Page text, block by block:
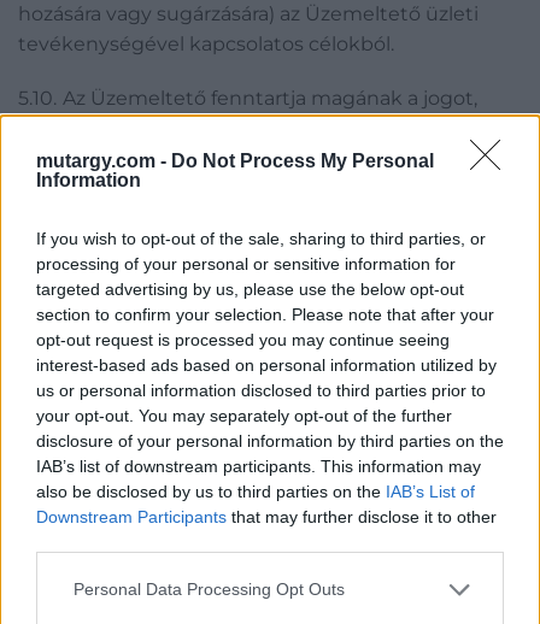
mutargy.com - Do Not Process My Personal
Information
If you wish to opt-out of the sale, sharing to third parties, or
processing of your personal or sensitive information for
targeted advertising by us, please use the below opt-out
section to confirm your selection. Please note that after your
opt-out request is processed you may continue seeing
interest-based ads based on personal information utilized by
us or personal information disclosed to third parties prior to
your opt-out. You may separately opt-out of the further
disclosure of your personal information by third parties on the
IAB’s list of downstream participants. This information may
also be disclosed by us to third parties on the IAB’s List of
Downstream Participants that may further disclose it to other
Personal Data Processing Opt Outs
hozására vagy sugárzására) az Üzemeltető üzleti
tevékenységével kapcsolatos célokból.
5.10. Az Üzemeltető fenntartja magának a jogot,
archiválja a releváns tartalom megőrzése
érdekében.
5.11. Az Üzemeltető fenntartja magának a jogot,
hogy regisztrációkat indokolás nélkül visszavonjon,
és erről a Felhasználót e-mailben értesítse.
5.12. Az Üzemeltető a szolgáltatás nyújtásának,
illetve az azzal kapcsolatos követelések
érvényesítése céljából kezeli a Felhasználók
személyes adatait, azonban kizárólag az ahhoz
szükséges mértékben és ideig. Az Üzemeltető
kezeli továbbá azokat a személyes adatokat,
haladéktalanul törli a személyes adatokat, ha az